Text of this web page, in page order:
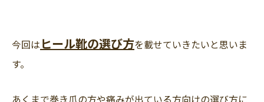
今回は ヒール靴の選び方を載せていきたいと思いま
す。
あくまで巻き爪の方や痛みが出ている方向けの選び方に